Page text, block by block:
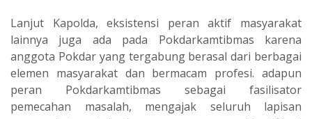
Lanjut Kapolda, eksistensi peran aktif masyarakat
lainnya juga ada pada Pokdarkamtibmas karena
anggota Pokdar yang tergabung berasal dari berbagai
elemen masyarakat dan bermacam profesi. adapun
peran Pokdarkamtibmas sebagai fasilisator
pemecahan masalah, mengajak seluruh lapisan